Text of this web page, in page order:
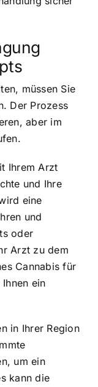
müssen Sie
Der Prozess
aber im
Ihrem Arzt
und Ihre
eine
und
oder
Arzt zu dem
Cannabis für
ein
in Ihrer Region
um ein
kann die